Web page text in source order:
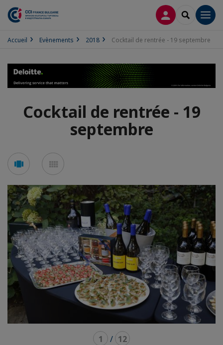
CONNEXION
Accueil Evènements 2018 Cocktail de rentrée - 19 septembre
Cocktail de rentrée - 19
septembre
Voir
en
carousel
en
mosaïque
1 / 12